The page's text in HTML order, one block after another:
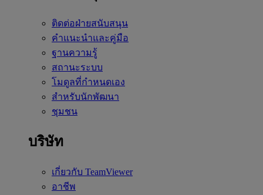
ติดต่อฝ่ายสนับสนุน
คำแนะนำและคู่มือ
ฐานความรู้
สถานะระบบ
โมดูลที่กำหนดเอง
สำหรับนักพัฒนา
ชุมชน
บริษัท
เกี่ยวกับ TeamViewer
อาชีพ